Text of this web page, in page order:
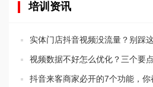
培训资讯
实体门店抖音视频没流量？别踩
视频数据不好怎么优化？三个要
抖音来客商家必开的7个功能，你